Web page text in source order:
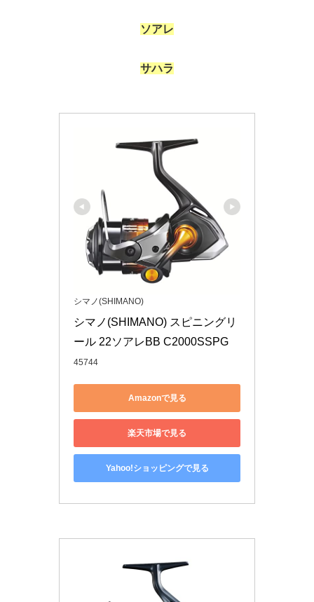
ソアレ
サハラ
シマノ(SHIMANO)
シマノ(SHIMANO) スピニングリ
ール 22ソアレBB C2000SSPG
45744
Amazonで見る
楽天市場で見る
Yahoo!ショッピングで見る